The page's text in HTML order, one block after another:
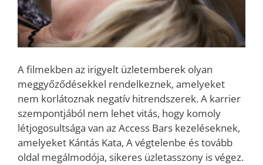
A filmekben az irigyelt üzletemberek olyan
meggyőződésekkel rendelkeznek, amelyeket
nem korlátoznak negatív hitrendszerek. A karrier
szempontjából nem lehet vitás, hogy komoly
létjogosultsága van az Access Bars kezeléseknek,
amelyeket Kántás Kata, A végtelenbe és tovább
oldal megálmodója, sikeres üzletasszony is végez.